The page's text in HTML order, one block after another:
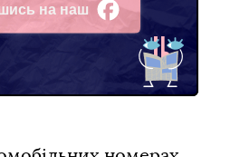
на наш